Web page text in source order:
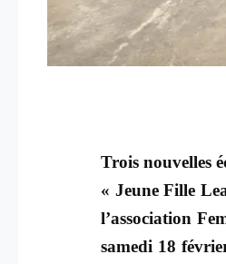
Trois nouvelles
« Jeune Fille
l’association
samedi 18